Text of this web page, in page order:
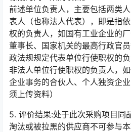
前述单位负责人，主要包括两类
表人（也称法人代表），即是指
权的负责人，如国有工业企业的
董事长、国家机关的最高行政官
政法规规定代表单位行使职权的
非法人单位行使职权的负责人，
企业事务的合伙人、个人独资企
须上传资料）
5. 评价结果:处于此次采购项目同
淘汰或被拉黑的供应商不可参与本